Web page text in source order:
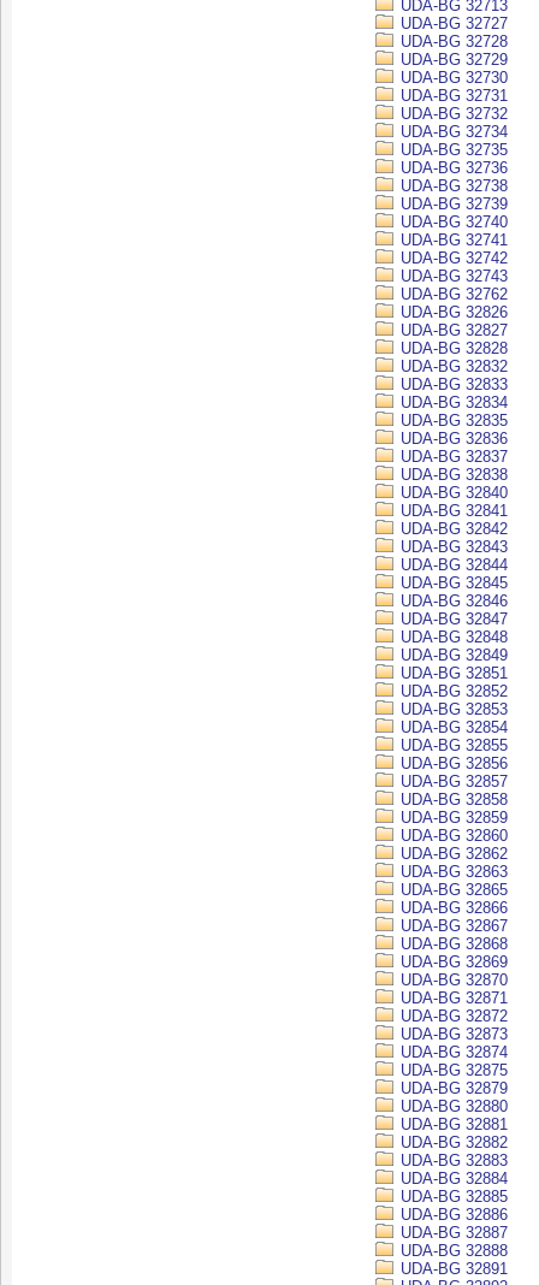
UDA-BG 32713
UDA-BG 32727
UDA-BG 32728
UDA-BG 32729
UDA-BG 32730
UDA-BG 32731
UDA-BG 32732
UDA-BG 32734
UDA-BG 32735
UDA-BG 32736
UDA-BG 32738
UDA-BG 32739
UDA-BG 32740
UDA-BG 32741
UDA-BG 32742
UDA-BG 32743
UDA-BG 32762
UDA-BG 32826
UDA-BG 32827
UDA-BG 32828
UDA-BG 32832
UDA-BG 32833
UDA-BG 32834
UDA-BG 32835
UDA-BG 32836
UDA-BG 32837
UDA-BG 32838
UDA-BG 32840
UDA-BG 32841
UDA-BG 32842
UDA-BG 32843
UDA-BG 32844
UDA-BG 32845
UDA-BG 32846
UDA-BG 32847
UDA-BG 32848
UDA-BG 32849
UDA-BG 32851
UDA-BG 32852
UDA-BG 32853
UDA-BG 32854
UDA-BG 32855
UDA-BG 32856
UDA-BG 32857
UDA-BG 32858
UDA-BG 32859
UDA-BG 32860
UDA-BG 32862
UDA-BG 32863
UDA-BG 32865
UDA-BG 32866
UDA-BG 32867
UDA-BG 32868
UDA-BG 32869
UDA-BG 32870
UDA-BG 32871
UDA-BG 32872
UDA-BG 32873
UDA-BG 32874
UDA-BG 32875
UDA-BG 32879
UDA-BG 32880
UDA-BG 32881
UDA-BG 32882
UDA-BG 32883
UDA-BG 32884
UDA-BG 32885
UDA-BG 32886
UDA-BG 32887
UDA-BG 32888
UDA-BG 32891